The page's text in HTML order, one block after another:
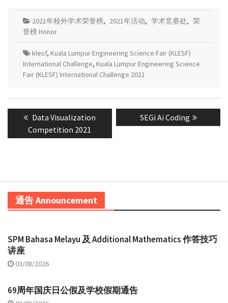
2021年校外学术荣誉榜, 2021年活动, 学术竞赛处, 荣
誉榜 Honor
klesf, Kuala Lumpur Engineering Science Fair (KLESF)
International Challenge, Kuala Lumpur Engineering Science
Fair (KLESF) International Challenge 2021
Post
navigation
Previous
post:
Data Visualization
Competition 2021
Next
post:
SEGi Ai Coding
通告 Announcement
SPM Bahasa Melayu 及 Additional Mathematics 作答技巧
讲座
03/08/2026
69周年国庆日公假及学校假期通告